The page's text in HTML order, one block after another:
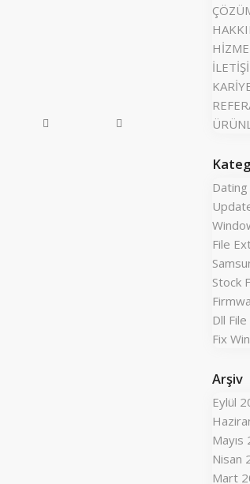
Dating
File
Stock
Dll
Fix
Arşiv
Eylül
Mayıs
Nisan
Mart